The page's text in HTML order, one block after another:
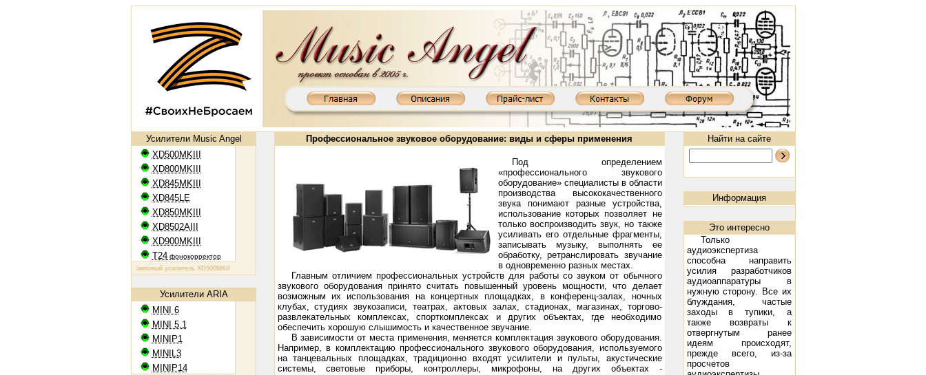
Усилители Music Angel
XD500MKIII
XD800MKIII
XD845MKIII
XD845LE
XD850MKIII
XD8502AIII
XD900MKIII
T24фонокорректор
Ламповый усилитель XD500MKIII: EL34, 2х50 Вт Ламповый усилитель XD845MKIII: 845, 2х20 ВтЛамповый усилитель XD850MKIII: 300B, 2х9 ВтЛамповый усилитель XD8502AIII: 300B, 2х9 Вт
Усилители ARIA
MINI 6
MINI 5.1
MINIP1
MINIL3
MINIP14
Профессиональное звуковое оборудование: виды и сферы применения
Под определением
«профессионального звукового
оборудование» специалисты в области
производства высококачественного
звука понимают разные устройства,
использование которых позволяет не
только воспроизводить звук, но также
усиливать его отдельные фрагменты,
записывать музыку, выполнять ее
обработку, ретранслировать звучание
в одновременно разных местах.
Главным отличием профессиональных устройств для работы со звуком от обычного
звукового оборудования принято считать повышенный уровень мощности, что делает
возможным их использования на концертных площадках, в конференц-залах, ночных
клубах, студиях звукозаписи, театрах, актовых залах, стадионах, магазинах, торгово-
развлекательных комплексах, спорткомплексах и других объектах, где необходимо
обеспечить хорошую слышимость и качественное звучание.
В зависимости от места применения, меняется комплектация звукового оборудования.
Например, в комплектацию профессионального звукового оборудования, используемого
на танцевальных площадках, традиционно входят усилители и пульты, акустические
системы, световые приборы, контроллеры, микрофоны, на других объектах -
Найти на сайте
Информация
Это интересно
Только
аудиоэкспертиза
способна направить
усилия разработчиков
аудиоаппаратуры в
нужную сторону. Все их
блуждания, частые
заходы в тупики, а
также возвраты к
отвергнутым ранее
идеям происходят,
прежде всего, из-за
просчетов